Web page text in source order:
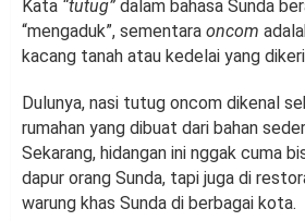
Kata “tutug” dalam bahasa Sunda
“mengaduk”, sementara oncom
kacang tanah atau kedelai yang
Dulunya, nasi tutug oncom dikenal
rumahan yang dibuat dari bahan
Sekarang, hidangan ini nggak cuma
dapur orang Sunda, tapi juga di
warung khas Sunda di berbagai kota.